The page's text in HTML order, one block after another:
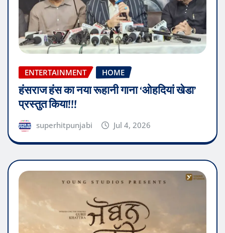
ENTERTAINMENT HOME
हंसराज हंस का नया रूहानी गाना ‘ओहदियां खेडा’
प्रस्तुत किया!!!
superhitpunjabi Jul 4, 2026